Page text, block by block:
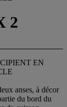
2
EN
anses, à décor
du bord du